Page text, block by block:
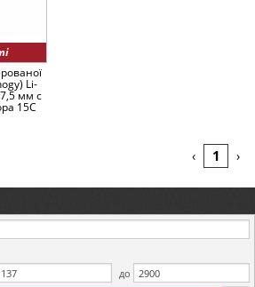
Li-
мм с
15C
‹ 1 ›
до